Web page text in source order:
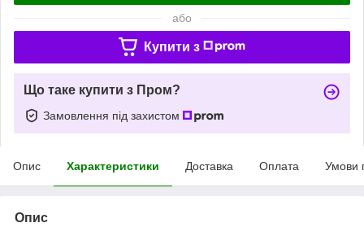
або
Купити з
Що таке купити з Пром?
Замовлення під захистом
Опис Характеристики Доставка Оплата Умови
Опис